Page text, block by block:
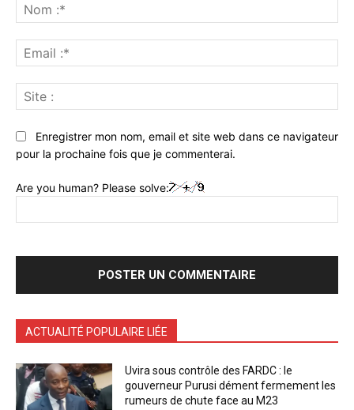
:*
:*
:
Enregistrer mon nom, email et site web dans ce navigateur
pour la prochaine fois que je commenterai.
Are you human? Please solve:
ACTUALITÉ POPULAIRE LIÉE
Uvira sous contrôle des FARDC : le
gouverneur Purusi dément fermement les
rumeurs de chute face au M23